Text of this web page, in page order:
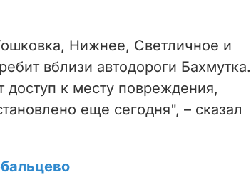
Нижнее, Светличное и
вблизи автодороги Бахмутка.
доступ к месту повреждения,
еще сегодня", – сказал